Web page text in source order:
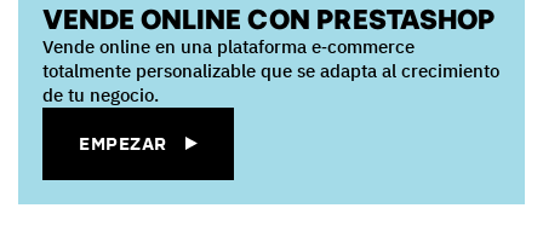
VENDE ONLINE CON PRESTASHOP
Vende online en una plataforma e‑commerce
totalmente personalizable que se adapta al crecimiento
de tu negocio.
EMPEZAR